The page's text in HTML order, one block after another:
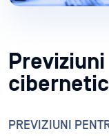
PREVIZIUNI